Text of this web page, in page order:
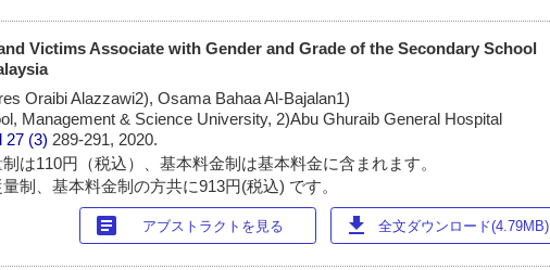
Victims Associate with Gender and Grade of the Secondary School
Oraibi Alazzawi2), Osama Bahaa Al-Bajalan1)
Management & Science University, 2)Abu Ghuraib General Hospital
27 (3) 289-291, 2020.
は110円（税込）、基本料金制は基本料金に含まれます。
制、基本料金制の方共に913円(税込) です。
article アブストラクトを見る download 全文ダウンロード(4.79MB)